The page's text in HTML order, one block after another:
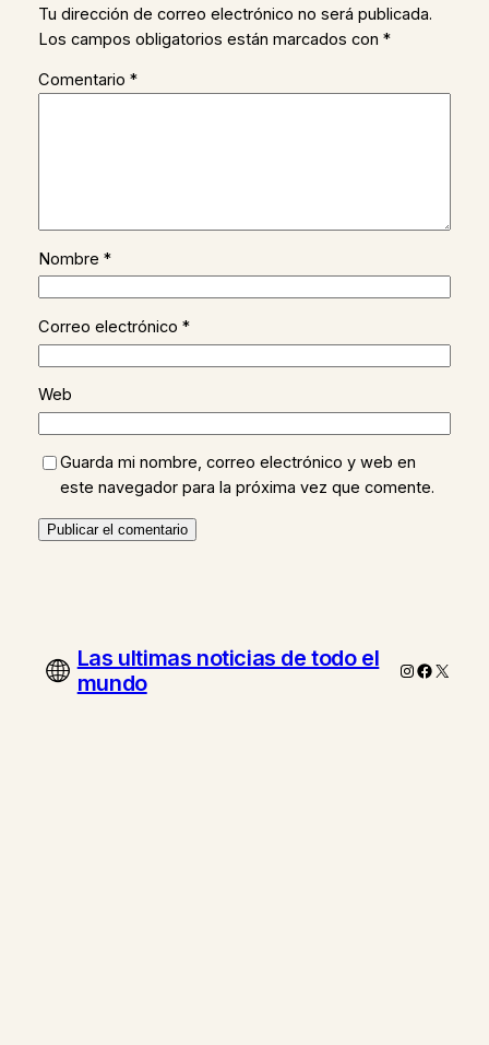
Tu dirección de correo electrónico no será publicada.
Los campos obligatorios están marcados con *
Comentario *
Nombre *
Correo electrónico *
Web
Guarda mi nombre, correo electrónico y web en
este navegador para la próxima vez que comente.
Las ultimas noticias de todo el
mundo
Instagram
X